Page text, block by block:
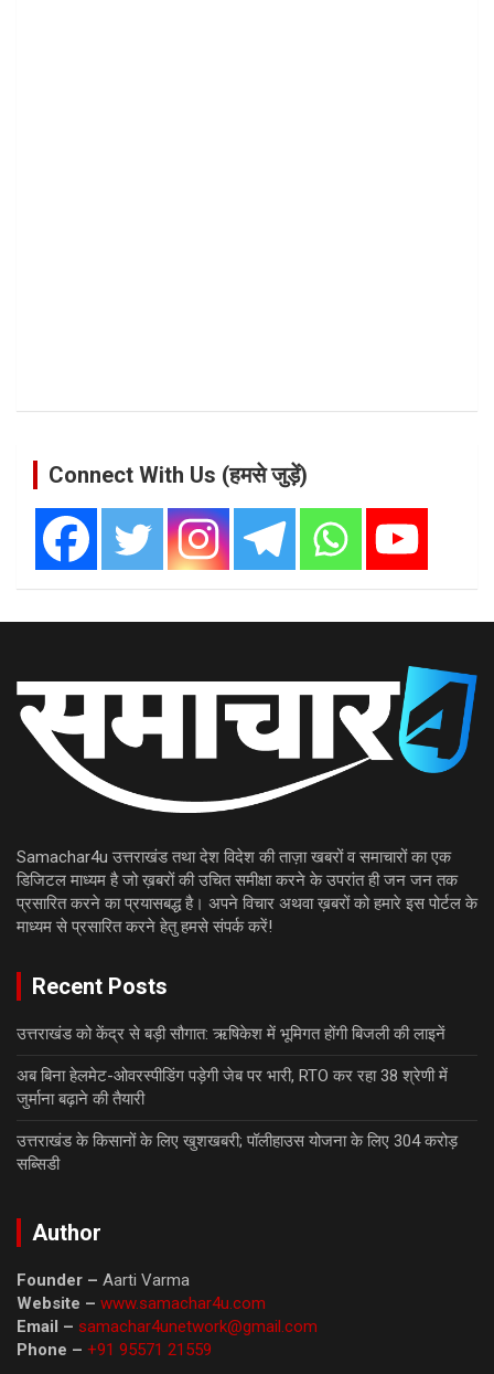
Connect With Us (हमसे जुड़ें)
Samachar4u उत्तराखंड तथा देश विदेश की ताज़ा खबरों व समाचारों का एक
डिजिटल माध्यम है जो ख़बरों की उचित समीक्षा करने के उपरांत ही जन जन तक
प्रसारित करने का प्रयासबद्ध है। अपने विचार अथवा ख़बरों को हमारे इस पोर्टल के
माध्यम से प्रसारित करने हेतु हमसे संपर्क करें!
Recent Posts
उत्तराखंड को केंद्र से बड़ी सौगात: ऋषिकेश में भूमिगत होंगी बिजली की लाइनें
अब बिना हेलमेट-ओवरस्पीडिंग पड़ेगी जेब पर भारी, RTO कर रहा 38 श्रेणी में
जुर्माना बढ़ाने की तैयारी
उत्तराखंड के किसानों के लिए खुशखबरी; पॉलीहाउस योजना के लिए 304 करोड़
सब्सिडी
Author
Founder – Aarti Varma
Website – www.samachar4u.com
Email – samachar4unetwork@gmail.com
Phone – +91 95571 21559